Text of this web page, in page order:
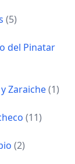
(5)
del Pinatar
Zaraiche(1)
(11)
(2)